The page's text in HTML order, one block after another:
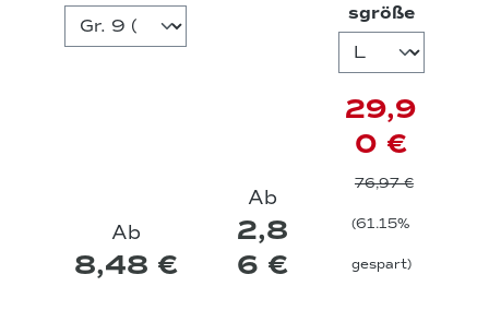
Ab
8,48 €
Ab
2,8
6 €
sgröße
29,9
0 €
76,97 €
(61.15%
gespart)